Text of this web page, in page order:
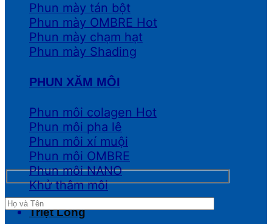
Phun mày tán bột
Phun mày OMBRE
Phun mày chạm hạt
Phun mày Shading
PHUN XĂM MÔI
Phun môi colagen
Phun môi pha lê
Phun môi xí muội
Phun môi OMBRE
Phun môi NANO
Khử thâm môi
Triệt Lông